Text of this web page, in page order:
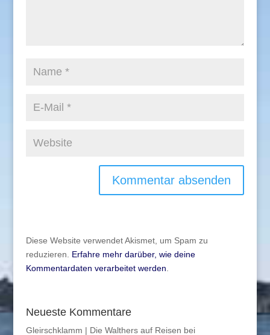
Diese Website verwendet Akismet, um Spam zu
reduzieren. Erfahre mehr darüber, wie deine
Kommentardaten verarbeitet werden
Neueste Kommentare
Gleirschklamm | Die Walthers auf Reisen bei